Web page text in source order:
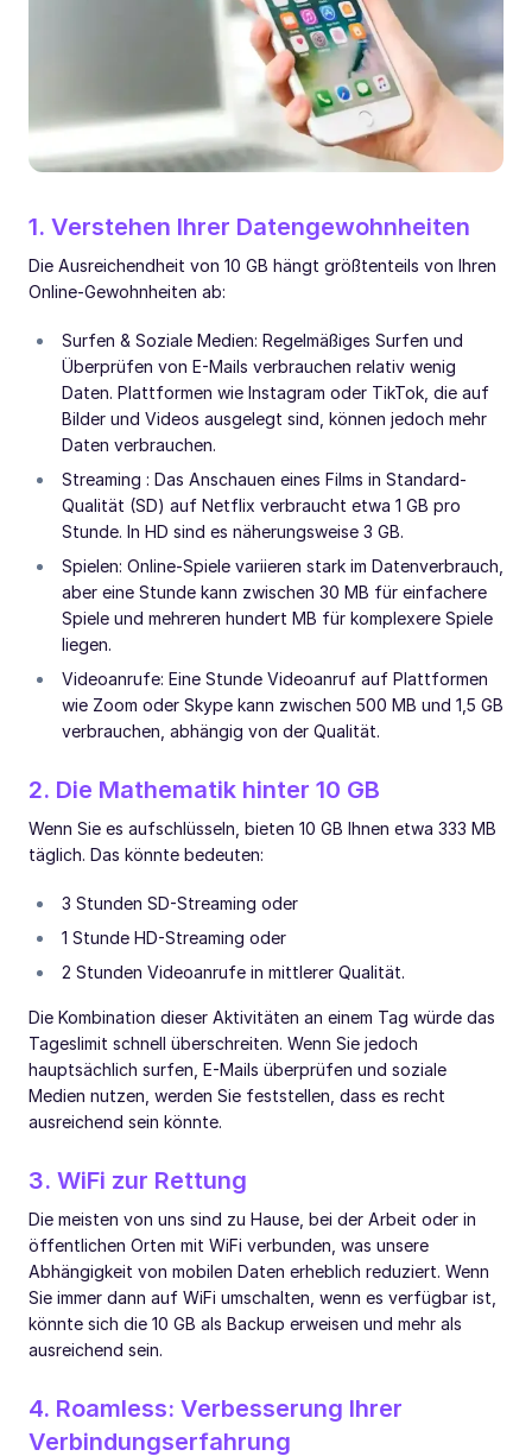
1. Verstehen Ihrer Datengewohnheiten
Die Ausreichendheit von 10 GB hängt größtenteils von Ihren
Online-Gewohnheiten ab:
Surfen & Soziale Medien: Regelmäßiges Surfen und
Überprüfen von E-Mails verbrauchen relativ wenig
Daten. Plattformen wie Instagram oder TikTok, die auf
Bilder und Videos ausgelegt sind, können jedoch mehr
Daten verbrauchen.
Streaming : Das Anschauen eines Films in Standard-
Qualität (SD) auf Netflix verbraucht etwa 1 GB pro
Stunde. In HD sind es näherungsweise 3 GB.
Spielen: Online-Spiele variieren stark im Datenverbrauch,
aber eine Stunde kann zwischen 30 MB für einfachere
Spiele und mehreren hundert MB für komplexere Spiele
liegen.
Videoanrufe: Eine Stunde Videoanruf auf Plattformen
wie Zoom oder Skype kann zwischen 500 MB und 1,5 GB
verbrauchen, abhängig von der Qualität.
2. Die Mathematik hinter 10 GB
Wenn Sie es aufschlüsseln, bieten 10 GB Ihnen etwa 333 MB
täglich. Das könnte bedeuten:
3 Stunden SD-Streaming oder
1 Stunde HD-Streaming oder
2 Stunden Videoanrufe in mittlerer Qualität.
Die Kombination dieser Aktivitäten an einem Tag würde das
Tageslimit schnell überschreiten. Wenn Sie jedoch
hauptsächlich surfen, E-Mails überprüfen und soziale
Medien nutzen, werden Sie feststellen, dass es recht
ausreichend sein könnte.
3. WiFi zur Rettung
Die meisten von uns sind zu Hause, bei der Arbeit oder in
öffentlichen Orten mit WiFi verbunden, was unsere
Abhängigkeit von mobilen Daten erheblich reduziert. Wenn
Sie immer dann auf WiFi umschalten, wenn es verfügbar ist,
könnte sich die 10 GB als Backup erweisen und mehr als
ausreichend sein.
4. Roamless: Verbesserung Ihrer
Verbindungserfahrung